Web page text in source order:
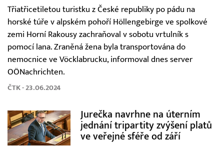
Třiatřicetiletou turistku z České republiky po pádu na
horské túře v alpském pohoří Höllengebirge ve spolkové
zemi Horní Rakousy zachraňoval v sobotu vrtulník s
pomocí lana. Zraněná žena byla transportována do
nemocnice ve Vöcklabrucku, informoval dnes server
OÖNachrichten.
ČTK - 23.06.2024
Jurečka navrhne na úterním
jednání tripartity zvýšení platů
ve veřejné sféře od září